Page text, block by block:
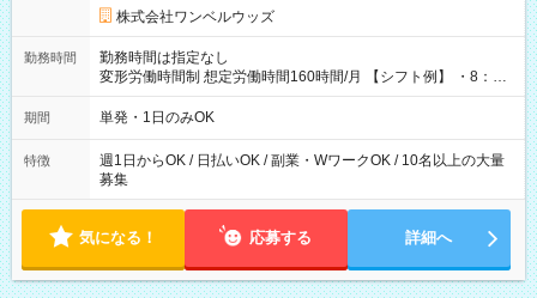
株式会社ワンベルウッズ
勤務時間
勤務時間は指定なし
変形労働時間制 想定労働時間160時間/月 【シフト例】 ・8：00
～21：00
期間 単発・1日のみOK
特徴
週1日からOK / 日払いOK / 副業・WワークOK / 10名以上の大量
募集
気になる！ 応募する 詳細へ